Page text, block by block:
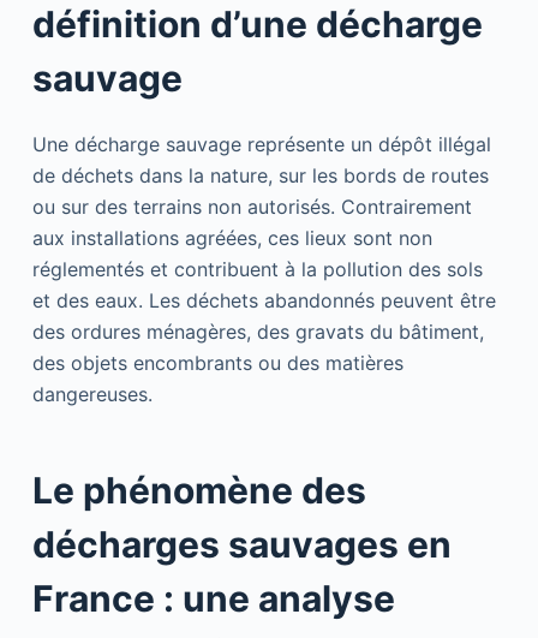
définition d’une décharge
sauvage
Une décharge sauvage représente un dépôt illégal
de déchets dans la nature, sur les bords de routes
ou sur des terrains non autorisés. Contrairement
aux installations agréées, ces lieux sont non
réglementés et contribuent à la pollution des sols
et des eaux. Les déchets abandonnés peuvent être
des ordures ménagères, des gravats du bâtiment,
des objets encombrants ou des matières
dangereuses.
Le phénomène des
décharges sauvages en
France : une analyse